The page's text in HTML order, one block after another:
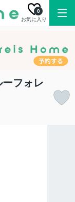
お気に入り
0
フォレ